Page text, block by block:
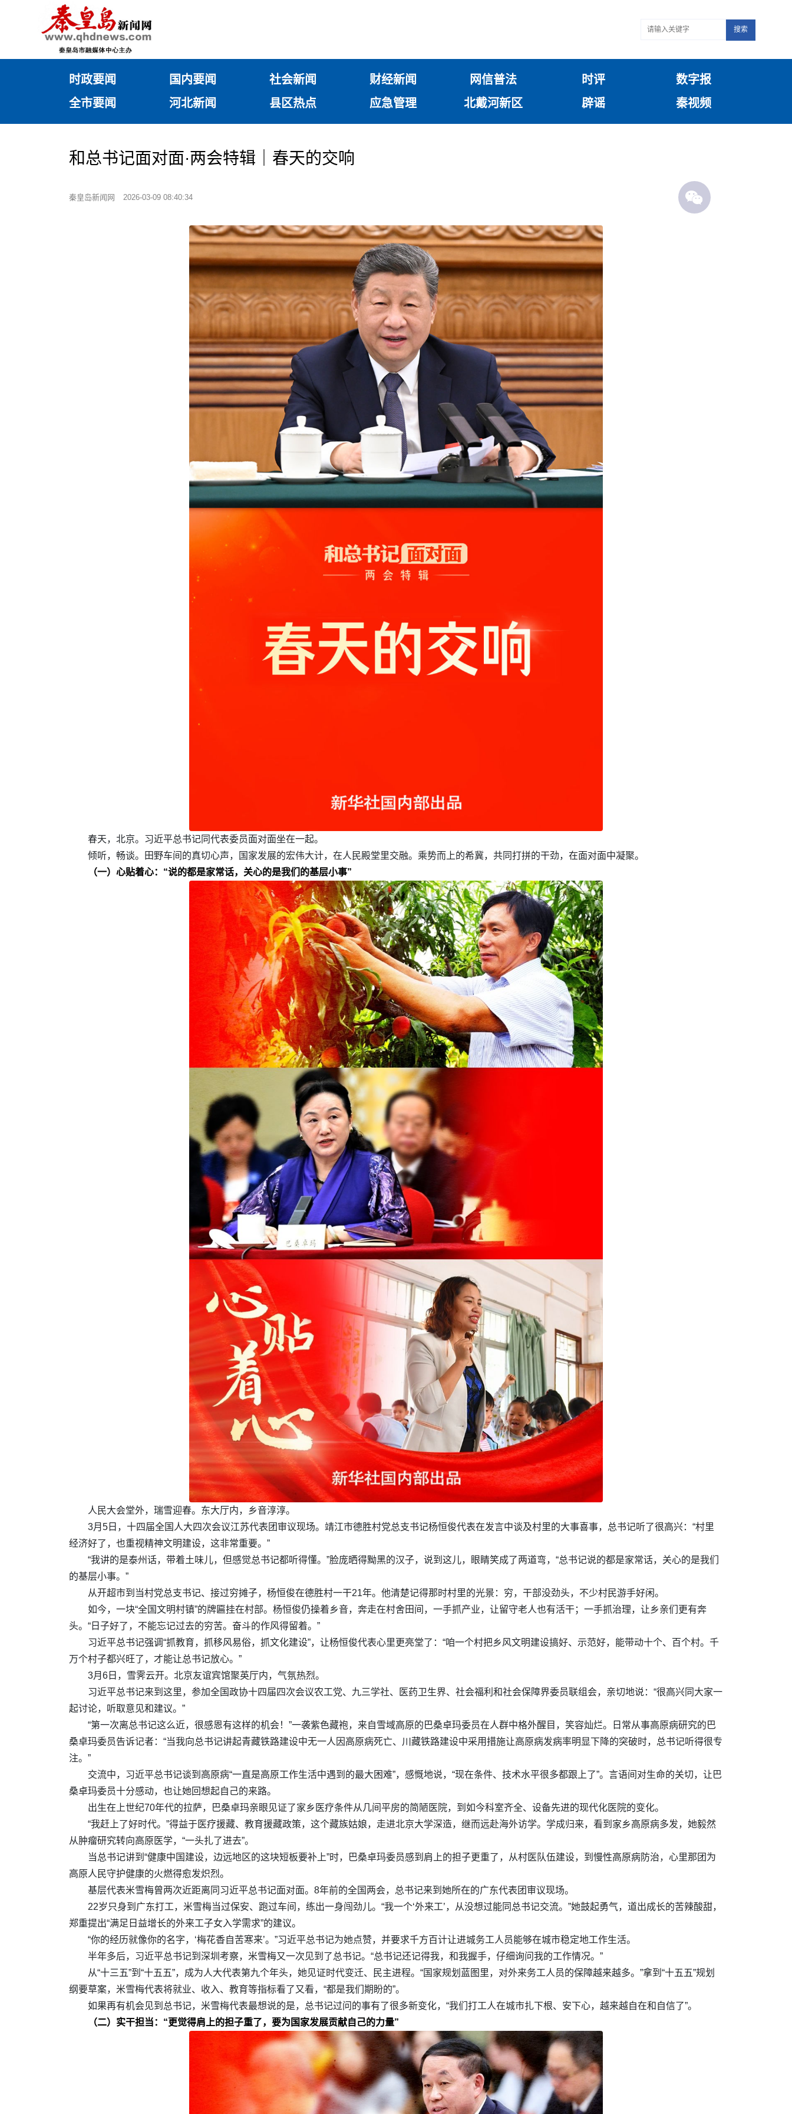
搜索
时政要闻 国内要闻 社会新闻 财经新闻 网信普法 时评
数字报
全市要闻
河北新闻 县区热点 应急管理 北戴河新区 辟谣 秦视频
和总书记面对面·两会特辑｜春天的交响
秦皇岛新闻网 2026-03-09 08:40:34
春天，北京。习近平总书记同代表委员面对面坐在一起。
倾听，畅谈。田野车间的真切心声，国家发展的宏伟大计，在人民殿堂里交融。乘势而上的希冀，共同打拼的干劲，在面对面中凝聚。
（一）心贴着心：“说的都是家常话，关心的是我们的基层小事”
人民大会堂外，瑞雪迎春。东大厅内，乡音淳淳。
3月5日，十四届全国人大四次会议江苏代表团审议现场。靖江市德胜村党总支书记杨恒俊代表在发言中谈及村里的大事喜事，总书记听了很高兴：“村里
经济好了，也重视精神文明建设，这非常重要。”
“我讲的是泰州话，带着土味儿，但感觉总书记都听得懂。”脸庞晒得黝黑的汉子，说到这儿，眼睛笑成了两道弯，“总书记说的都是家常话，关心的是我们
的基层小事。”
从开超市到当村党总支书记、接过穷摊子，杨恒俊在德胜村一干21年。他清楚记得那时村里的光景：穷，干部没劲头，不少村民游手好闲。
如今，一块“全国文明村镇”的牌匾挂在村部。杨恒俊仍操着乡音，奔走在村舍田间，一手抓产业，让留守老人也有活干；一手抓治理，让乡亲们更有奔
头。“日子好了，不能忘记过去的穷苦。奋斗的作风得留着。”
习近平总书记强调“抓教育，抓移风易俗，抓文化建设”，让杨恒俊代表心里更亮堂了：“咱一个村把乡风文明建设搞好、示范好，能带动十个、百个村。千
万个村子都兴旺了，才能让总书记放心。”
3月6日，雪霁云开。北京友谊宾馆聚英厅内，气氛热烈。
习近平总书记来到这里，参加全国政协十四届四次会议农工党、九三学社、医药卫生界、社会福利和社会保障界委员联组会，亲切地说：“很高兴同大家一
起讨论，听取意见和建议。”
“第一次离总书记这么近，很感恩有这样的机会！”一袭紫色藏袍，来自雪域高原的巴桑卓玛委员在人群中格外醒目，笑容灿烂。日常从事高原病研究的巴
桑卓玛委员告诉记者：“当我向总书记讲起青藏铁路建设中无一人因高原病死亡、川藏铁路建设中采用措施让高原病发病率明显下降的突破时，总书记听得很专
注。”
交流中，习近平总书记谈到高原病“一直是高原工作生活中遇到的最大困难”，感慨地说，“现在条件、技术水平很多都跟上了”。言语间对生命的关切，让巴
桑卓玛委员十分感动，也让她回想起自己的来路。
出生在上世纪70年代的拉萨，巴桑卓玛亲眼见证了家乡医疗条件从几间平房的简陋医院，到如今科室齐全、设备先进的现代化医院的变化。
“我赶上了好时代。”得益于医疗援藏、教育援藏政策，这个藏族姑娘，走进北京大学深造，继而远赴海外访学。学成归来，看到家乡高原病多发，她毅然
从肿瘤研究转向高原医学，“一头扎了进去”。
当总书记讲到“健康中国建设，边远地区的这块短板要补上”时，巴桑卓玛委员感到肩上的担子更重了，从村医队伍建设，到慢性高原病防治，心里那团为
高原人民守护健康的火燃得愈发炽烈。
基层代表米雪梅曾两次近距离同习近平总书记面对面。8年前的全国两会，总书记来到她所在的广东代表团审议现场。
22岁只身到广东打工，米雪梅当过保安、跑过车间，练出一身闯劲儿。“我一个‘外来工’，从没想过能同总书记交流。”她鼓起勇气，道出成长的苦辣酸甜，
郑重提出“满足日益增长的外来工子女入学需求”的建议。
“你的经历就像你的名字，‘梅花香自苦寒来’。”习近平总书记为她点赞，并要求千方百计让进城务工人员能够在城市稳定地工作生活。
半年多后，习近平总书记到深圳考察，米雪梅又一次见到了总书记。“总书记还记得我，和我握手，仔细询问我的工作情况。”
从“十三五”到“十五五”，成为人大代表第九个年头，她见证时代变迁、民主进程。“国家规划蓝图里，对外来务工人员的保障越来越多。”拿到“十五五”规划
纲要草案，米雪梅代表将就业、收入、教育等指标看了又看，“都是我们期盼的”。
如果再有机会见到总书记，米雪梅代表最想说的是，总书记过问的事有了很多新变化，“我们打工人在城市扎下根、安下心，越来越自在和自信了”。
（二）实干担当：“更觉得肩上的担子重了，要为国家发展贡献自己的力量”